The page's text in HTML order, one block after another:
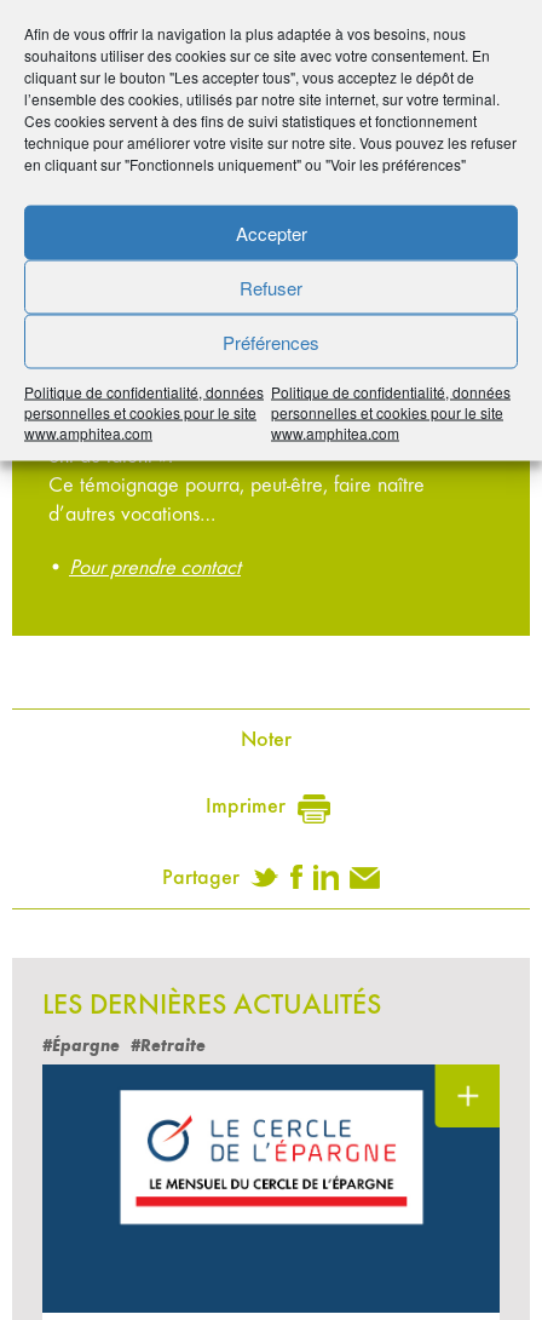
Afin de vous offrir la navigation la plus adaptée à vos besoins, nous
souhaitons utiliser des cookies sur ce site avec votre consentement. En
cliquant sur le bouton "Les accepter tous", vous acceptez le dépôt de
l’ensemble des cookies, utilisés par notre site internet, sur votre terminal.
Ces cookies servent à des fins de suivi statistiques et fonctionnement
technique pour améliorer votre visite sur notre site. Vous pouvez les refuser
en cliquant sur "Fonctionnels uniquement" ou "Voir les préférences"
Accepter
Refuser
Préférences
Politique de confidentialité, données
personnelles et cookies pour le site
www.amphitea.com
Politique de confidentialité, données
personnelles et cookies pour le site
www.amphitea.com
engagement
Vous êtes adhérent AMPHITÉA, vous êtes ou avez
dans votre famille ou dans votre entourage des
personnes qui s’engagent pour un monde meilleur,
soit dans le cadre de son travail, soit dans une
association, soit à titre personnel ?
Venez en parler dans notre rubrique « Nos jeunes
ont du talent ».
Ce témoignage pourra, peut-être, faire naître
d’autres vocations…
• Pour prendre contact
Noter
Imprimer
Partager
LES DERNIÈRES ACTUALITÉS
#Épargne #Retraite